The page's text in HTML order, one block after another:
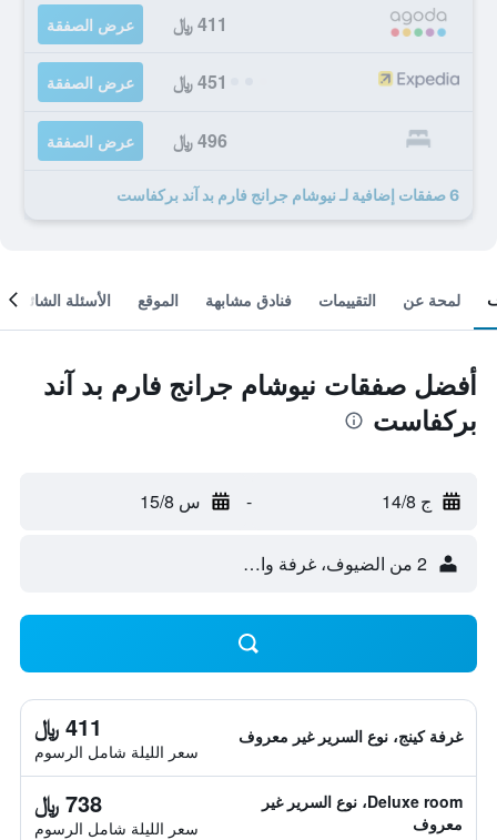
411 ﷼ عرض الصفقة
451 ﷼ عرض الصفقة
496 ﷼ عرض الصفقة
6 صفقات إضافية لـ نيوشام جرانج فارم بد آند بركفاست
لمحة عن التقييمات فنادق مشابهة الموقع الأسئلة الشائعة
أفضل صفقات نيوشام جرانج فارم بد آند
بركفاست
ج 14/8 - س 15/8
2 من الضيوف، غرفة واحدة
غرفة كينج، نوع السرير غير معروف 411 ﷼
سعر الليلة شامل الرسوم
Deluxe room، نوع السرير غير
معروف
738 ﷼
سعر الليلة شامل الرسوم